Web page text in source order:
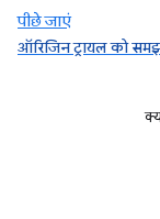
पीछे जाएं
ऑरिजिन ट्रायल को